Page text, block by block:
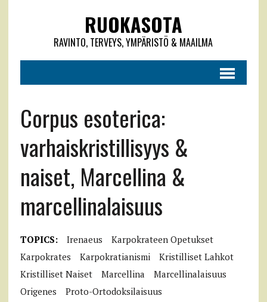
RUOKASOTA
RAVINTO, TERVEYS, YMPÄRISTÖ & MAAILMA
Corpus esoterica:
varhaiskristillisyys &
naiset, Marcellina &
marcellinalaisuus
TOPICS: Irenaeus
Karpokrateen Opetukset
Karpokrates
Karpokratianismi
Kristilliset Lahkot
Kristilliset Naiset
Marcellina
Marcellinalaisuus
Origenes
Proto-Ortodoksilaisuus